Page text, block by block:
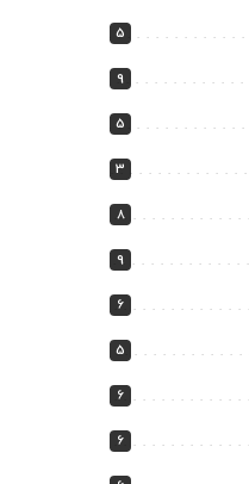
5
9
5
3
8
9
6
5
6
6